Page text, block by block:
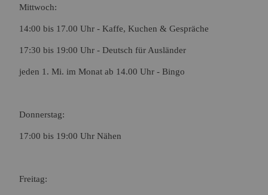
Mittwoch:
14:00 bis 17.00 Uhr - Kaffe, Kuchen & Gespräche
17:30 bis 19:00 Uhr - Deutsch für Ausländer
jeden 1. Mi. im Monat ab 14.00 Uhr - Bingo
Donnerstag:
17:00 bis 19:00 Uhr Nähen
Freitag: